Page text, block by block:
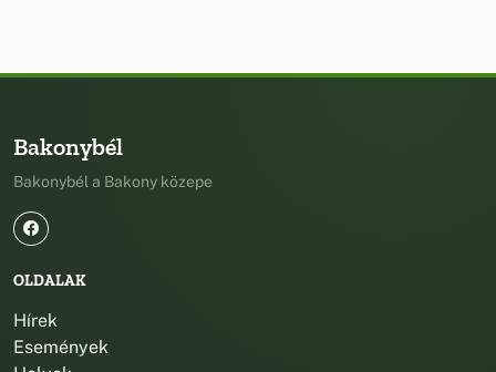
Bakonybél
Bakonybél a Bakony közepe
OLDALAK
Hírek
Események